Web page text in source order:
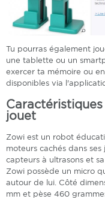
Tu pourras également
une tablette ou un
exercer ta mémoire ou
disponibles via
jouet
Zowi est un robot
moteurs cachés dans
capteurs à ultrasons et
Zowi possède un micro
autour de lui. Côté
mm et pèse 460